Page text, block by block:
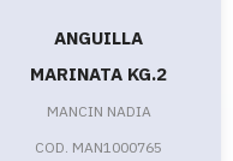
ANGUILLA
MARINATA KG.2
MANCIN NADIA
COD. MAN1000765